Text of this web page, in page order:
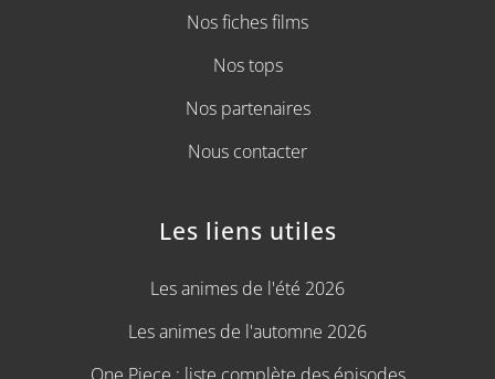
Nos fiches films
Nos tops
Nos partenaires
Nous contacter
Les liens utiles
Les animes de l'été 2026
Les animes de l'automne 2026